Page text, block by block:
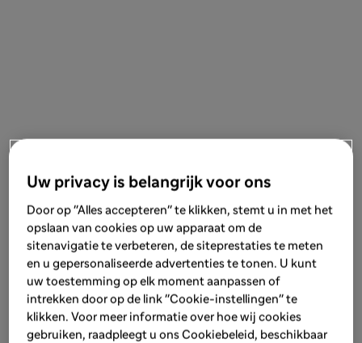
Uw privacy is belangrijk voor ons
Door op "Alles accepteren" te klikken, stemt u in met het
opslaan van cookies op uw apparaat om de
sitenavigatie te verbeteren, de siteprestaties te meten
en u gepersonaliseerde advertenties te tonen. U kunt
uw toestemming op elk moment aanpassen of
intrekken door op de link "Cookie-instellingen" te
klikken. Voor meer informatie over hoe wij cookies
gebruiken, raadpleegt u ons Cookiebeleid, beschikbaar